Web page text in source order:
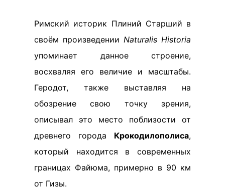
Римский историк Плиний Старший в
своём произведении Naturalis Historia
упоминает данное строение,
восхваляя его величие и масштабы.
Геродот, также выставляя на
обозрение свою точку зрения,
описывал это место поблизости от
древнего города Крокодилополиса,
который находится в современных
границах Файюма, примерно в 90 км
от Гизы.